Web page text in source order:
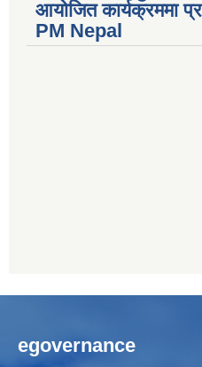
आयोजित कार्यक्रममा
PM Nepal
egovernance